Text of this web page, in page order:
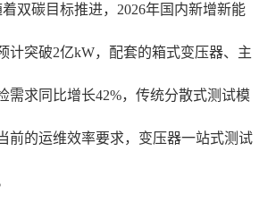
双碳目标推进，2026年国内新增新能
计突破2亿kW，配套的箱式变压器、主
需求同比增长42%，传统分散式测试模
前的运维效率要求，变压器一站式测试